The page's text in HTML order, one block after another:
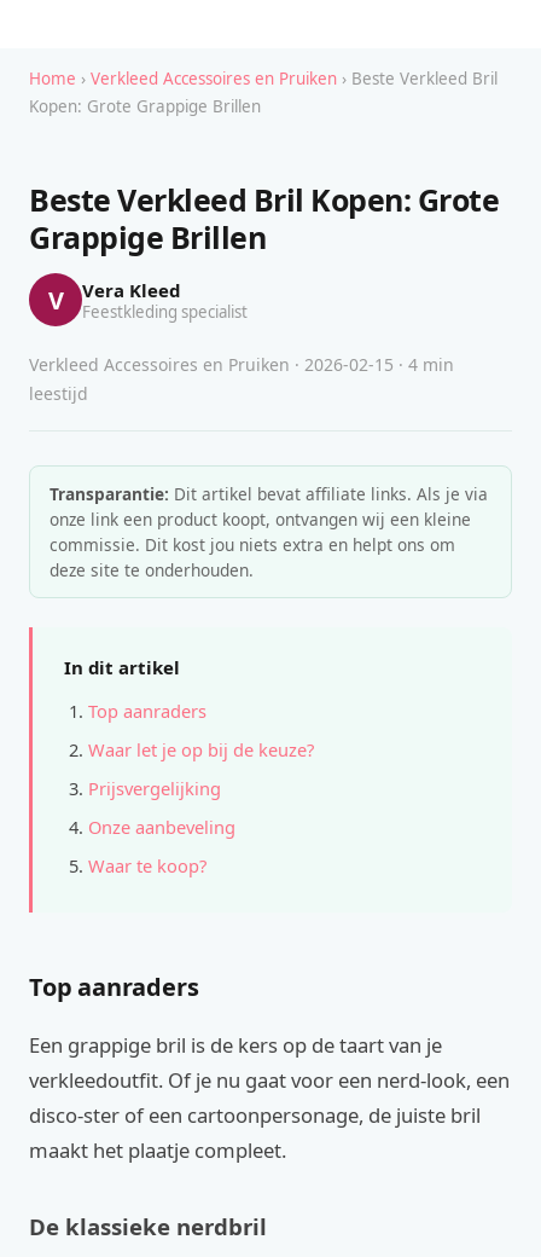
Home › Verkleed Accessoires en Pruiken › Beste Verkleed Bril
Kopen: Grote Grappige Brillen
Beste Verkleed Bril Kopen: Grote
Grappige Brillen
V Vera Kleed
Feestkleding specialist
Verkleed Accessoires en Pruiken · 2026-02-15 · 4 min
leestijd
Transparantie: Dit artikel bevat affiliate links. Als je via
onze link een product koopt, ontvangen wij een kleine
commissie. Dit kost jou niets extra en helpt ons om
deze site te onderhouden.
In dit artikel
Top aanraders
Waar let je op bij de keuze?
Prijsvergelijking
Onze aanbeveling
Waar te koop?
Top aanraders
Een grappige bril is de kers op de taart van je
verkleedoutfit. Of je nu gaat voor een nerd-look, een
disco-ster of een cartoonpersonage, de juiste bril
maakt het plaatje compleet.
De klassieke nerdbril